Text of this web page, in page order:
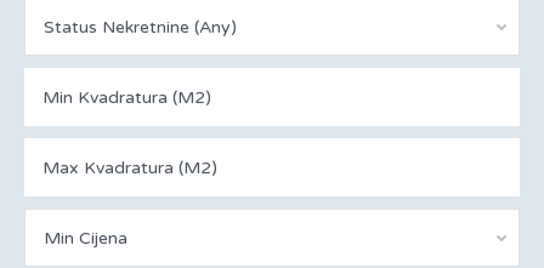
Status Nekretnine (Any)
Min Cijena